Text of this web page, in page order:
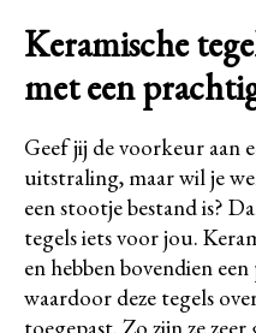
Keramische
met een
Geef jij de voorkeur aan
uitstraling, maar wil je
een stootje bestand is?
tegels iets voor jou.
en hebben bovendien
waardoor deze tegels